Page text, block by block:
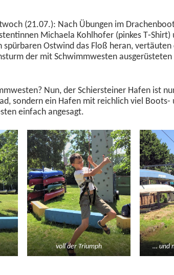
(21.07.): Nach Übun­gen im
Michaela Kohlhofer (pinkes T‑Shirt)
spür­baren Ost­wind das Floß her­an, vertäuten
der mit Schwimmwest­en
Nun, der Schier­stein­er Hafen ist
son­dern ein Hafen mit reich­lich viel Boots-
ein­fach angesagt.
voll der Triumph … und